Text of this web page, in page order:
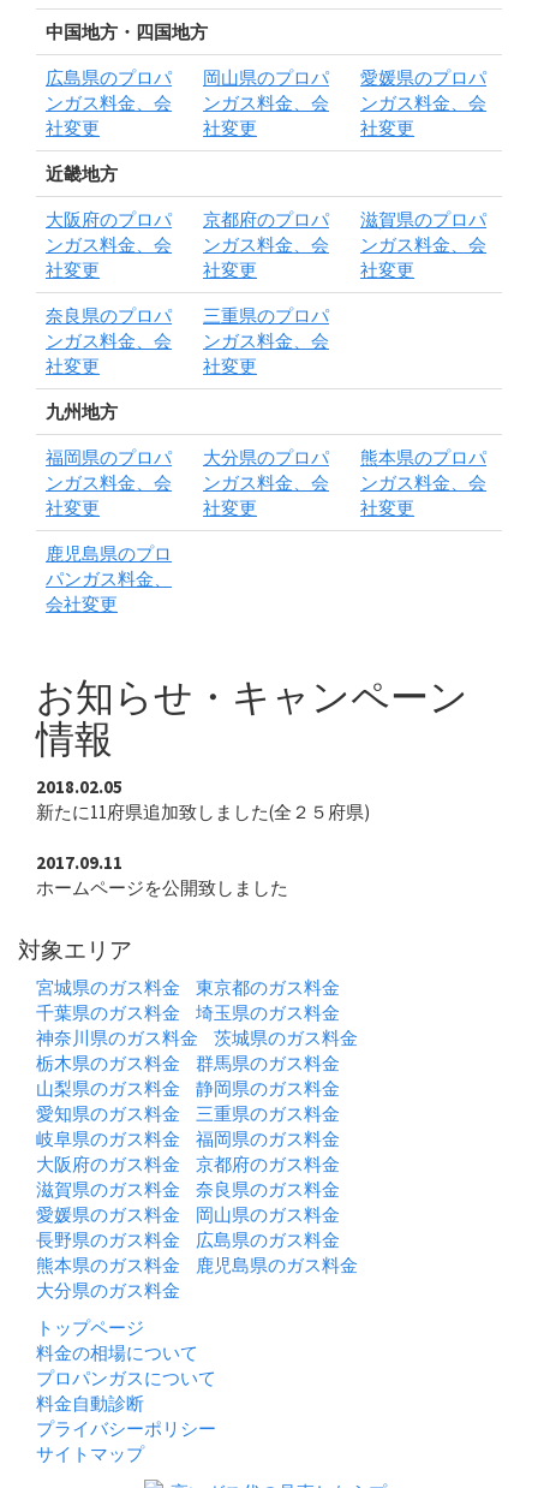
中国地方・四国地方
広島県のプロパ
ンガス料金、会
社変更
岡山県のプロパ
ンガス料金、会
社変更
愛媛県のプロパ
ンガス料金、会
社変更
近畿地方
大阪府のプロパ
ンガス料金、会
社変更
京都府のプロパ
ンガス料金、会
社変更
滋賀県のプロパ
ンガス料金、会
社変更
奈良県のプロパ
ンガス料金、会
社変更
三重県のプロパ
ンガス料金、会
社変更
九州地方
福岡県のプロパ
ンガス料金、会
社変更
大分県のプロパ
ンガス料金、会
社変更
熊本県のプロパ
ンガス料金、会
社変更
鹿児島県のプロ
パンガス料金、
会社変更
お知らせ・キャンペーン
情報
2018.02.05
新たに11府県追加致しました(全２５府県)
2017.09.11
ホームページを公開致しました
対象エリア
宮城県のガス料金
東京都のガス料金
千葉県のガス料金
埼玉県のガス料金
神奈川県のガス料金
茨城県のガス料金
栃木県のガス料金
群馬県のガス料金
山梨県のガス料金
静岡県のガス料金
愛知県のガス料金
三重県のガス料金
岐阜県のガス料金
福岡県のガス料金
大阪府のガス料金
京都府のガス料金
滋賀県のガス料金
奈良県のガス料金
愛媛県のガス料金
岡山県のガス料金
長野県のガス料金
広島県のガス料金
熊本県のガス料金
鹿児島県のガス料金
大分県のガス料金
トップページ
料金の相場について
プロパンガスについて
料金自動診断
プライバシーポリシー
サイトマップ